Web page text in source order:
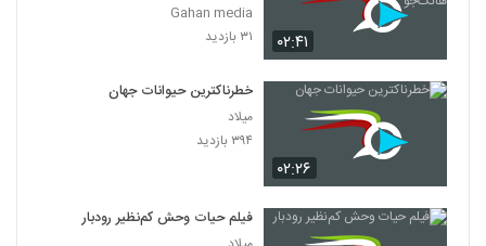
34
ارتش مورچه ها
۴۱۳ بازدید
36
۴۰۲ بازدید
۰۲:۴۱
Gahan media
۳۱ بازدید
۰۲:۲۶
خطرناکترین حیوانات جهان
میلاد
۳۹۴ بازدید
فیلم حیات وحش کم‌نظیر رودبار